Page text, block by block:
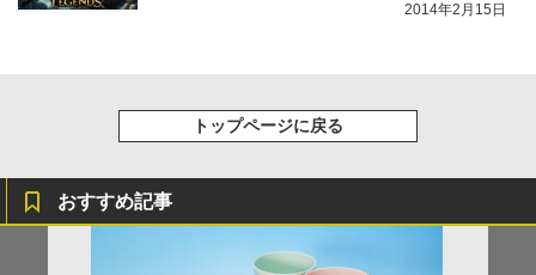
2014年2月15日
トップページに戻る
おすすめ記事